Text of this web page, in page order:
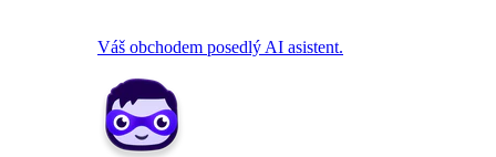
Váš obchodem posedlý AI asistent.